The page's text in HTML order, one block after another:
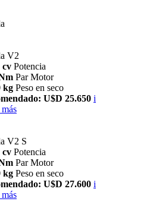
V2
cv Potencia
Par Motor
kg Peso en seco
U$D 25.650 i
V2 S
cv Potencia
Par Motor
kg Peso en seco
U$D 27.600 i